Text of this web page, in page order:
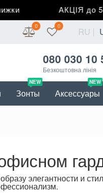
АКЦІЯ до 50%
0 0 RU
080 030 10
Безкоштовна лінія
NEW
Зонты
NEW
Аксессуары
элегантности и